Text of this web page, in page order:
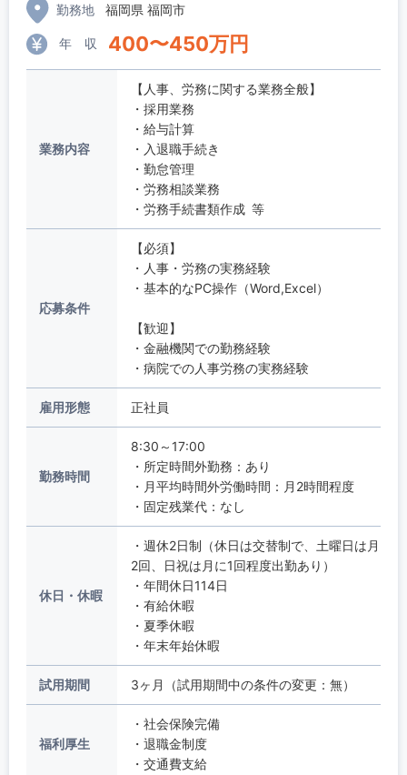
勤務地 福岡県 福岡市
年 収 400〜450万円
業務内容
【人事、労務に関する業務全般】
・採用業務
・給与計算
・入退職手続き
・勤怠管理
・労務相談業務
・労務手続書類作成 等
応募条件
【必須】
・人事・労務の実務経験
・基本的なPC操作（Word,Excel）
【歓迎】
・金融機関での勤務経験
・病院での人事労務の実務経験
雇用形態 正社員
勤務時間
8:30～17:00
・所定時間外勤務：あり
・月平均時間外労働時間：月2時間程度
・固定残業代：なし
休日・休暇
・週休2日制（休日は交替制で、土曜日は月
2回、日祝は月に1回程度出勤あり）
・年間休日114日
・有給休暇
・夏季休暇
・年末年始休暇
試用期間 3ヶ月（試用期間中の条件の変更：無）
福利厚生
・社会保険完備
・退職金制度
・交通費支給